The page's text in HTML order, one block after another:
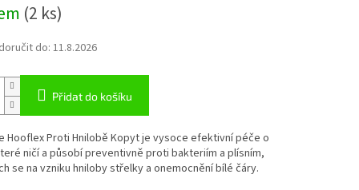
(2 ks)
do: 11.8.2026
Přidat do košíku
Hooflex Proti Hnilobě Kopyt je vysoce efektivní péče o
ničí a působí preventivně proti bakteriím a plísním,
se na vzniku hniloby střelky a onemocnění bílé čáry.